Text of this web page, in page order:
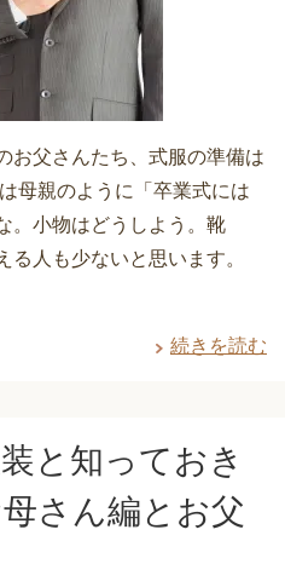
お父さんたち、式服の準備は
母親のように「卒業式には
。小物はどうしよう。靴
人も少ないと思います。
続きを読む
と知っておき
さん編とお父